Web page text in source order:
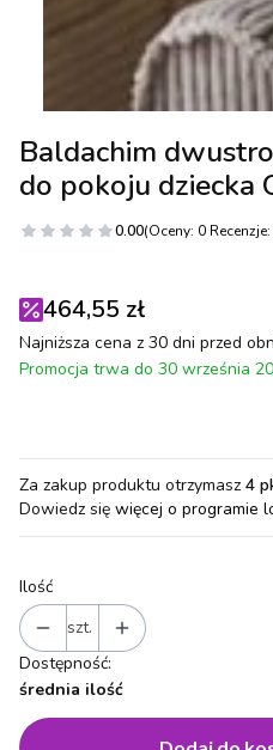
Baldachim
do pokoju dziecka
0.00(Oceny: 0
464,55 zł
Najniższa cena z 30 dni przed
Promocja trwa do 30 września
Za zakup produktu otrzymasz 4
Dowiedz się więcej o programie
Ilość
szt.
Dostępność:
średnia ilość